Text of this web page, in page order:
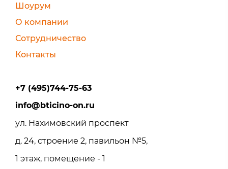
Шоурум
О компании
Сотрудничество
Контакты
+7 (495)744-75-63
info@bticino-on.ru
ул. Нахимовский проспект
д. 24, строение 2, павильон №5,
1 этаж, помещение - 1